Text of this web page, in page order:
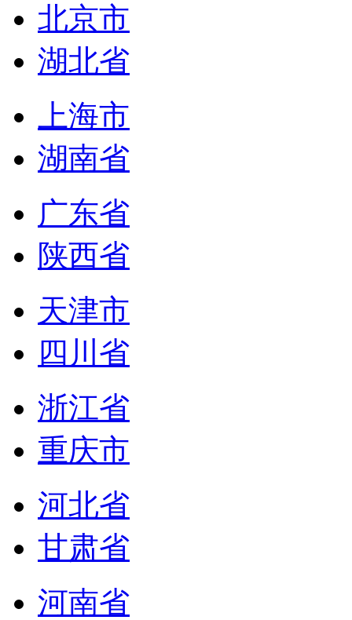
北京市
湖北省
上海市
湖南省
广东省
陕西省
天津市
四川省
浙江省
重庆市
河北省
甘肃省
河南省